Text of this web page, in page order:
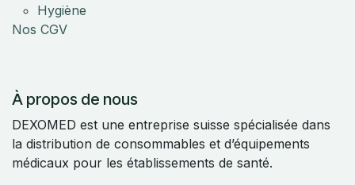
Hygiène
Nos CGV
À propos de nous
DEXOMED est une entreprise suisse spécialisée dans
la distribution de consommables et d’équipements
médicaux pour les établissements de santé.